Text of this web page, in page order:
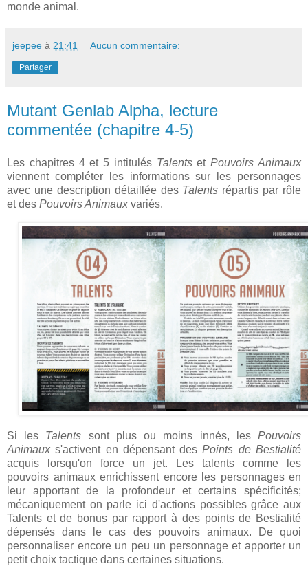
monde animal.
jeepee à 21:41 Aucun commentaire:
Partager
Mutant Genlab Alpha, lecture
commentée (chapitre 4-5)
Les chapitres 4 et 5 intitulés TalentsetPouvoirs Animaux
viennent compléter les informations sur les personnages
avec une description détaillée des Talents répartis par rôle
et des Pouvoirs Animaux variés.
Si les Talents sont plus ou moins innés, lesPouvoirs
Animauxs'activent en dépensant desPoints de Bestialité
acquis lorsqu'on force un jet. Les talents comme les
pouvoirs animaux enrichissent encore les personnages en
leur apportant de la profondeur et certains spécificités;
mécaniquement on parle ici d'actions possibles grâce aux
Talents et de bonus par rapport à des points de Bestialité
dépensés dans le cas des pouvoirs animaux. De quoi
personnaliser encore un peu un personnage et apporter un
petit choix tactique dans certaines situations.